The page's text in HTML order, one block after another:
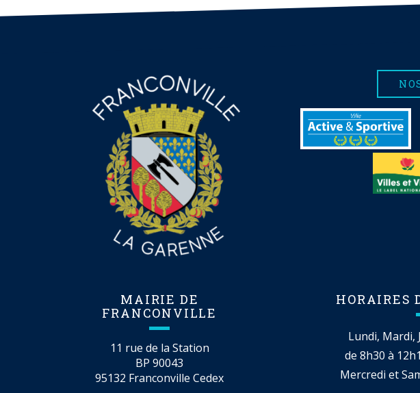
MAIRIE DE
FRANCONVILLE
11 rue de la Station
BP 90043
95132 Franconville Cedex
HORAIRES
Lundi, Mardi,
de 8h30 à
Mercredi et